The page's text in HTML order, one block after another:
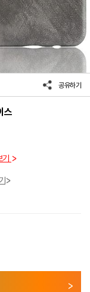
공유하기
스